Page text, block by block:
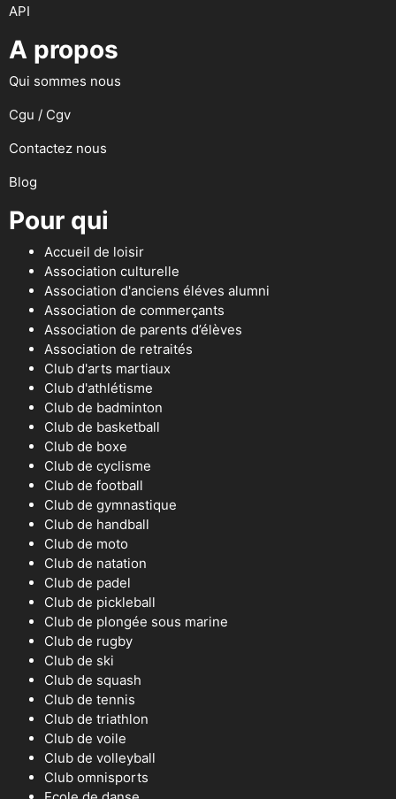
API
A propos
Qui sommes nous
Cgu / Cgv
Contactez nous
Blog
Pour qui
Accueil de loisir
Association culturelle
Association d'anciens éléves alumni
Association de commerçants
Association de parents d’élèves
Association de retraités
Club d'arts martiaux
Club d'athlétisme
Club de badminton
Club de basketball
Club de boxe
Club de cyclisme
Club de football
Club de gymnastique
Club de handball
Club de moto
Club de natation
Club de padel
Club de pickleball
Club de plongée sous marine
Club de rugby
Club de ski
Club de squash
Club de tennis
Club de triathlon
Club de voile
Club de volleyball
Club omnisports